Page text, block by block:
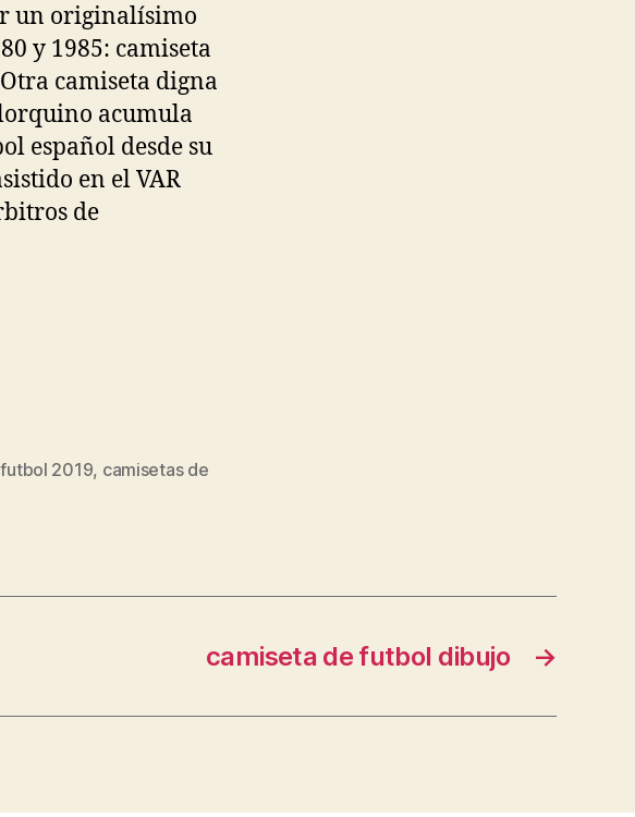
un originalísimo
y 1985: camiseta
camiseta digna
acumula
español desde su
en el VAR
de
2019, camisetas de
→
camiseta de futbol dibujo